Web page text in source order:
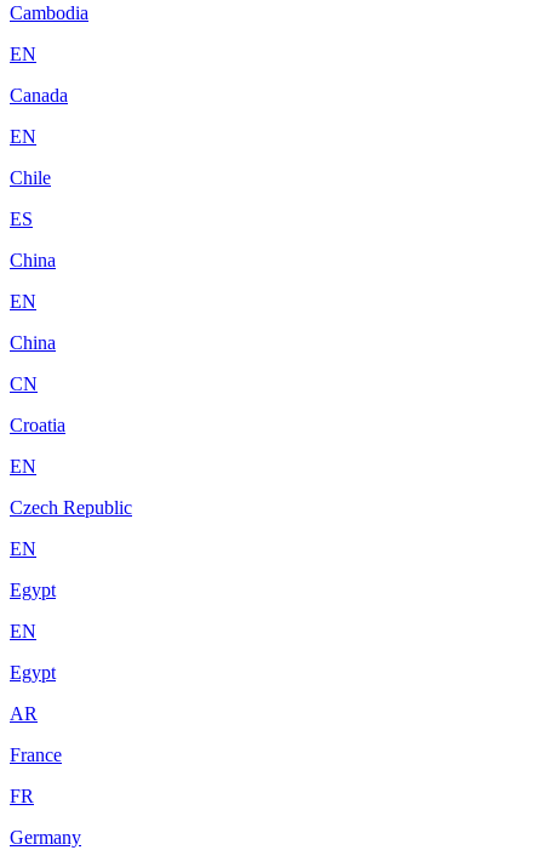
Cambodia
EN
Canada
EN
Chile
ES
China
EN
China
CN
Croatia
EN
Czech Republic
EN
Egypt
EN
Egypt
AR
France
FR
Germany